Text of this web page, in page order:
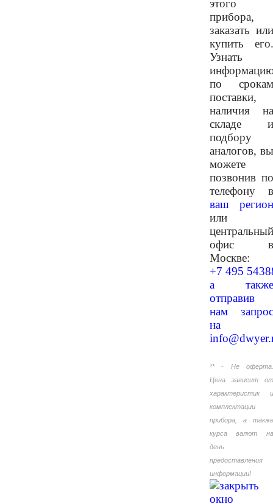
этого
прибора,
заказать или
купить его.
Узнать
по срокам
поставки,
наличия на
складе и
подбору
аналогов, вы
можете
позвонив по
телефону в
ваш регион
или
центральный
офис в
Москве:
+7 495
а также
отправив
нам запрос
на
** - Не оферта.
Цена зависит от
характеристик и
комплектации
прибора, а также
курса валют на
день
предоставления
информации!